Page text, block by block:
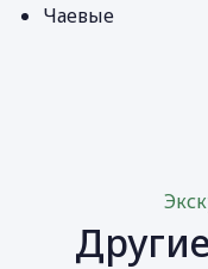
Чаевые
Другие